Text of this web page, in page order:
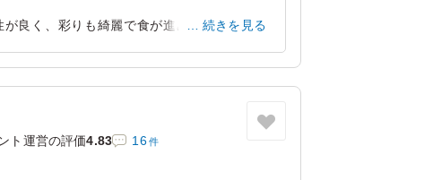
良く、彩りも綺麗で食が進みました。ま
続きを見る
ト運営の評価4.83 16件